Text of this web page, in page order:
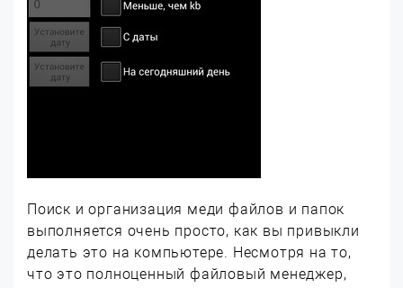
Поиск и организация меди файлов и папок
выполняется очень просто, как вы привыкли
делать это на компьютере. Несмотря на то,
что это полноценный файловый менеджер,